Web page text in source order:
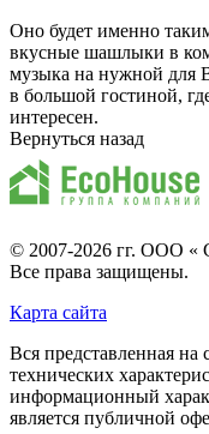
Оно будет именно
вкусные шашлыки в
музыка на нужной для
в большой гостиной,
интересен.
Вернуться назад
© 2007-2026 гг. ООО «
Все права защищены.
Карта сайта
Вся представленная
технических
информационный
является публичной